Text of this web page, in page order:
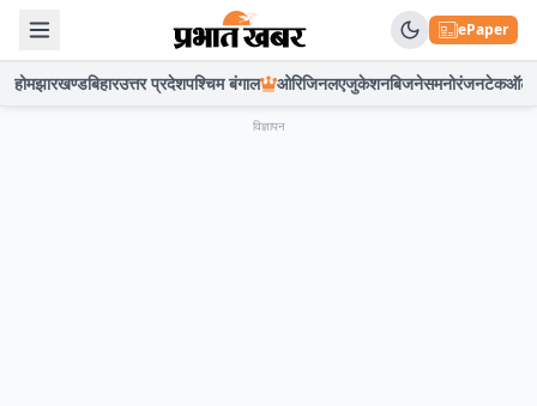
ePaper
होमझारखण्डबिहारउत्तर प्रदेशपश्चिम बंगाल ओरिजिनलएजुकेशनबिजनेसमनोरंजनटेकऑटो
विज्ञापन